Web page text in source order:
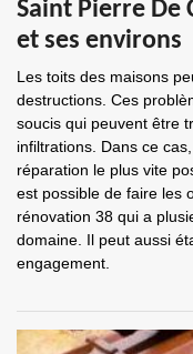
Saint Pierre De
et ses environs
Les toits des maisons
destructions. Ces
soucis qui peuvent être
infiltrations. Dans ce
réparation le plus vite
est possible de faire les
rénovation 38 qui a
domaine. Il peut aussi
engagement.